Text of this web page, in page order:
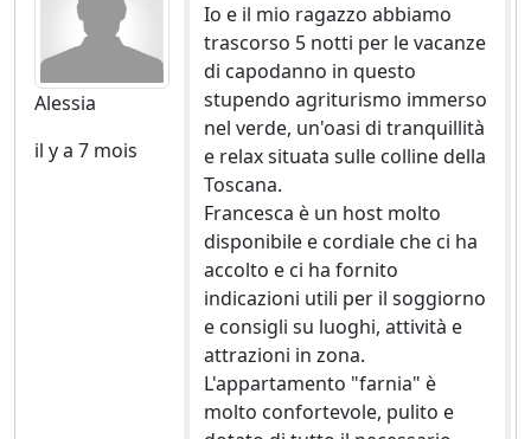
Alessia
il y a 7 mois
Io e il mio ragazzo abbiamo
trascorso 5 notti per le vacanze
di capodanno in questo
stupendo agriturismo immerso
nel verde, un'oasi di tranquillità
e relax situata sulle colline della
Toscana.
Francesca è un host molto
disponibile e cordiale che ci ha
accolto e ci ha fornito
indicazioni utili per il soggiorno
e consigli su luoghi, attività e
attrazioni in zona.
L'appartamento "farnia" è
molto confortevole, pulito e